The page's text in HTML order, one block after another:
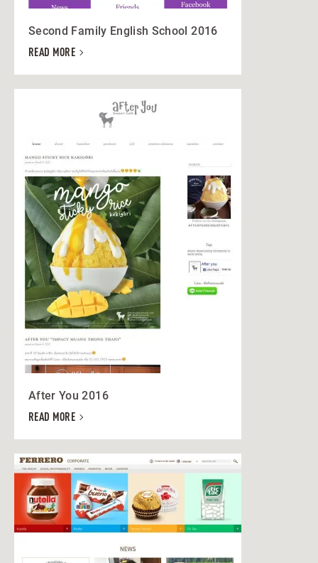
Second Family English School 2016
READ MORE
After You 2016
READ MORE